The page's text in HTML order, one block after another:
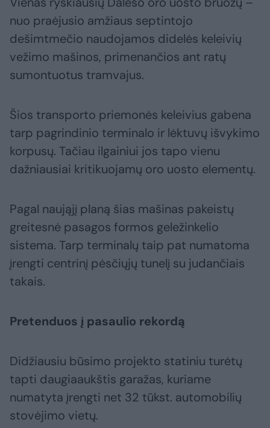
nuo praėjusio amžiaus septintojo
dešimtmečio naudojamos didelės keleivių
vežimo mašinos, primenančios ant ratų
sumontuotus tramvajus.
Šios transporto priemonės keleivius gabena
tarp pagrindinio terminalo ir lėktuvų išvykimo
korpusų. Tačiau ilgainiui jos tapo vienu
dažniausiai kritikuojamų oro uosto elementų.
Pagal naująjį planą šias mašinas pakeistų
greitesnė pasagos formos geležinkelio
sistema. Tarp terminalų taip pat numatoma
įrengti centrinį pėsčiųjų tunelį su judančiais
takais.
Pretenduos į pasaulio rekordą
Didžiausiu būsimo projekto statiniu turėtų
tapti daugiaaukštis garažas, kuriame
numatyta įrengti net 32 tūkst. automobilių
stovėjimo vietų.